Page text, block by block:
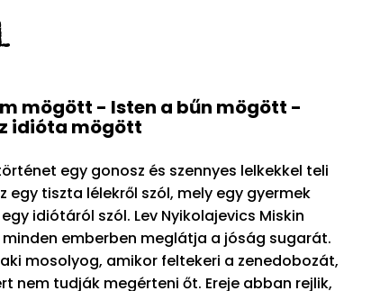
mögött - Isten a bűn mögött -
idióta mögött
egy gonosz és szennyes lelkekkel teli
egy tiszta lélekről szól, mely egy gyermek
idiótáról szól. Lev Nyikolajevics Miskin
emberben meglátja a jóság sugarát.
mosolyog, amikor feltekeri a zenedobozát,
nem tudják megérteni őt. Ereje abban rejlik,